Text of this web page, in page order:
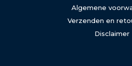
Algemene
Verzenden en
Disclaimer